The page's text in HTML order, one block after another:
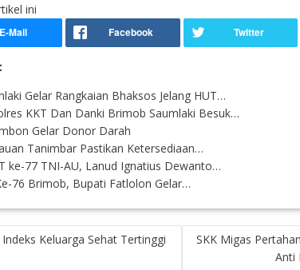
ini
Gelar Rangkaian Bhaksos Jelang HUT…
KKT Dan Danki Brimob Saumlaki Besuk…
Gelar Donor Darah
Tanimbar Pastikan Ketersediaan…
ke-77 TNI-AU, Lanud Ignatius Dewanto…
76 Brimob, Bupati Fatlolon Gelar…
Keluarga Sehat Tertinggi
SKK Migas
Anti